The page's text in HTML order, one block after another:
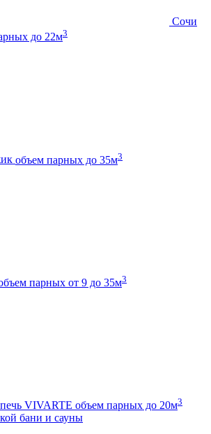
Сочи
до 22м3
объем парных до 35м3
парных от 9 до 35м3
VIVARTE объем парных до 20м3
бани и сауны